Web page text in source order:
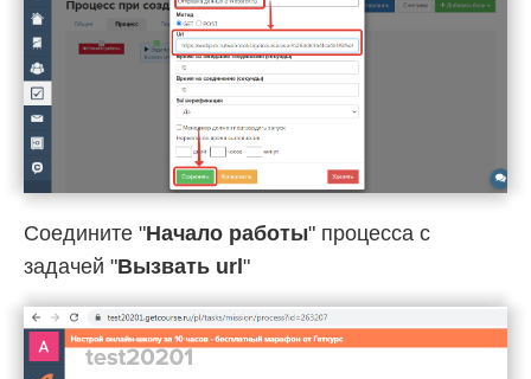
Соедините "Начало работы" процесса с
задачей "Вызвать url"